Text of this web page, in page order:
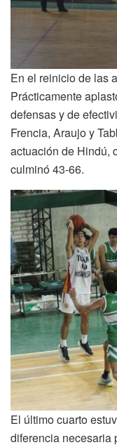
En el reinicio de las
Prácticamente
defensas y de
Frencia, Araujo y
actuación de Hindú,
culminó 43-66.
El último cuarto
diferencia necesaria